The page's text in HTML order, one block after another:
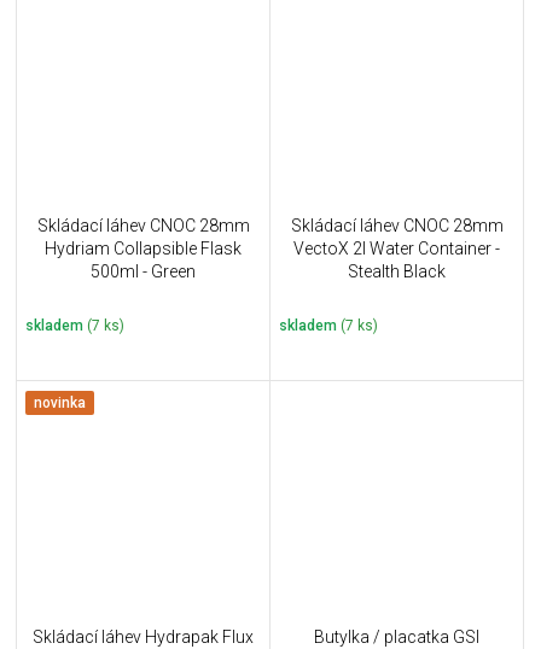
Skládací láhev CNOC 28mm
Hydriam Collapsible Flask
500ml - Green
skladem (7 ks)
Skládací láhev CNOC 28mm
VectoX 2l Water Container -
Stealth Black
skladem (7 ks)
novinka
Skládací láhev Hydrapak Flux
Butylka / placatka GSI